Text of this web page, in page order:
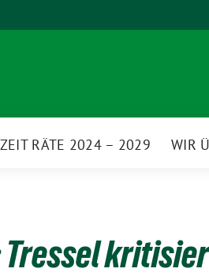
RÄTE 2024 – 2029 WIR